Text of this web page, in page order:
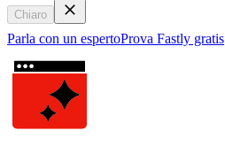
Chiaro
Parla con un espertoProva Fastly gratis